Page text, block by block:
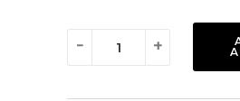
-
quantité
+